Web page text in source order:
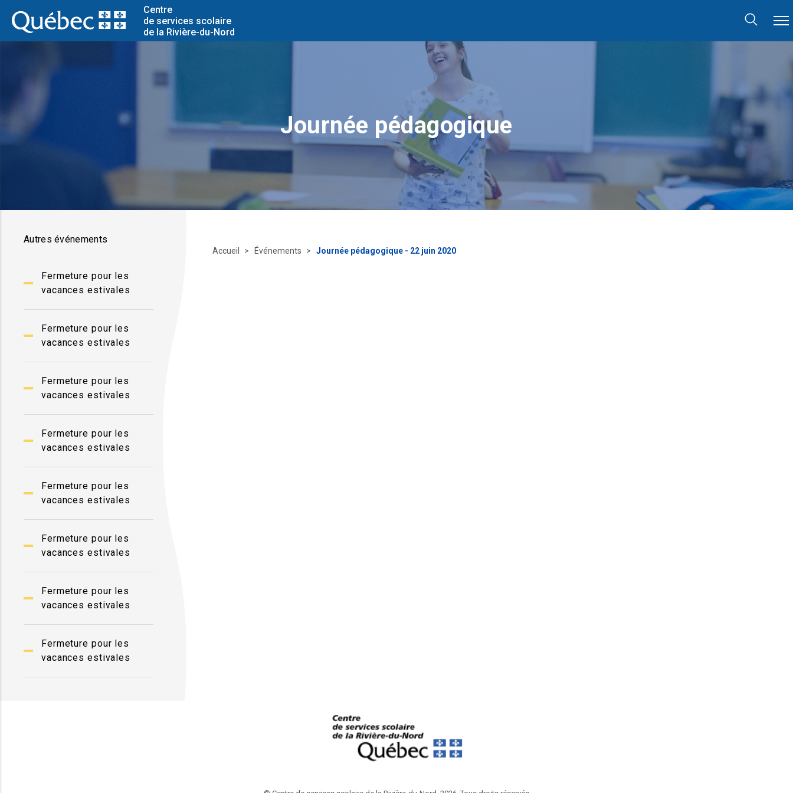
Centre
de services scolaire
de la Rivière-du-Nord
Journée pédagogique
Autres événements
Fermeture pour les
vacances estivales
Fermeture pour les
vacances estivales
Fermeture pour les
vacances estivales
Fermeture pour les
vacances estivales
Fermeture pour les
vacances estivales
Fermeture pour les
vacances estivales
Fermeture pour les
vacances estivales
Fermeture pour les
vacances estivales
Accueil Événements Journée pédagogique - 22 juin 2020